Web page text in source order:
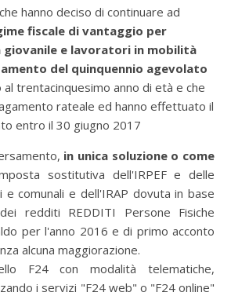
hanno deciso di continuare ad
fiscale di vantaggio per
e lavoratori in mobilità
del quinquennio agevolato
trentacinquesimo anno di età e che
rateale ed hanno effettuato il
entro il 30 giugno 2017
in unica soluzione o come
sostitutiva dell'IRPEF e delle
e comunali e dell'IRAP dovuta in base
redditi REDDITI Persone Fisiche
per l'anno 2016 e di primo acconto
alcuna maggiorazione.
F24 con modalità telematiche,
i servizi "F24 web" o "F24 online"